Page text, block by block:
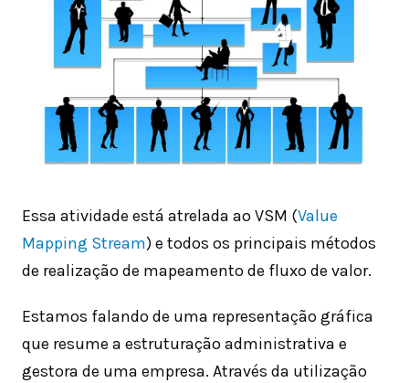
Essa atividade está atrelada ao VSM (Value
Mapping Stream) e todos os principais métodos
de realização de mapeamento de fluxo de valor.
Estamos falando de uma representação gráfica
que resume a estruturação administrativa e
gestora de uma empresa. Através da utilização